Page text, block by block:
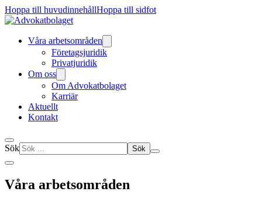
Hoppa till huvudinnehållHoppa till sidfot
Våra arbetsområden
Företagsjuridik
Privatjuridik
Om oss
Om Advokatbolaget
Karriär
Aktuellt
Kontakt
Sök
Våra arbetsområden